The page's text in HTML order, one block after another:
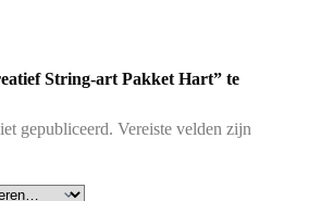
String-art Pakket Hart” te
gepubliceerd. Vereiste velden zijn